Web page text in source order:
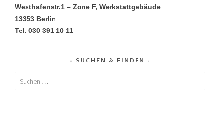
Westhafenstr.1 – Zone F, Werkstattgebäude
13353 Berlin
Tel. 030 391 10 11
SUCHEN & FINDEN
Suchen